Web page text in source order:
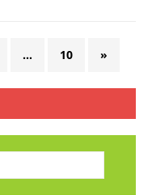
… 10 »